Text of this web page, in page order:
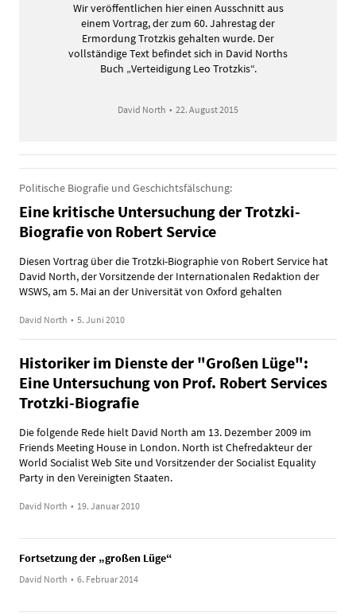
Wir veröffentlichen hier einen Ausschnitt aus
einem Vortrag, der zum 60. Jahrestag der
Ermordung Trotzkis gehalten wurde. Der
vollständige Text befindet sich in David Norths
Buch „Verteidigung Leo Trotzkis“.
David North • 22. August 2015
Politische Biografie und Geschichtsfälschung:
Eine kritische Untersuchung der Trotzki-
Biografie von Robert Service
Diesen Vortrag über die Trotzki-Biographie von Robert Service hat
David North, der Vorsitzende der Internationalen Redaktion der
WSWS, am 5. Mai an der Universität von Oxford gehalten
David North • 5. Juni 2010
Historiker im Dienste der "Großen Lüge":
Eine Untersuchung von Prof. Robert Services
Trotzki-Biografie
Die folgende Rede hielt David North am 13. Dezember 2009 im
Friends Meeting House in London. North ist Chefredakteur der
World Socialist Web Site und Vorsitzender der Socialist Equality
Party in den Vereinigten Staaten.
David North • 19. Januar 2010
Fortsetzung der „großen Lüge“
David North • 6. Februar 2014